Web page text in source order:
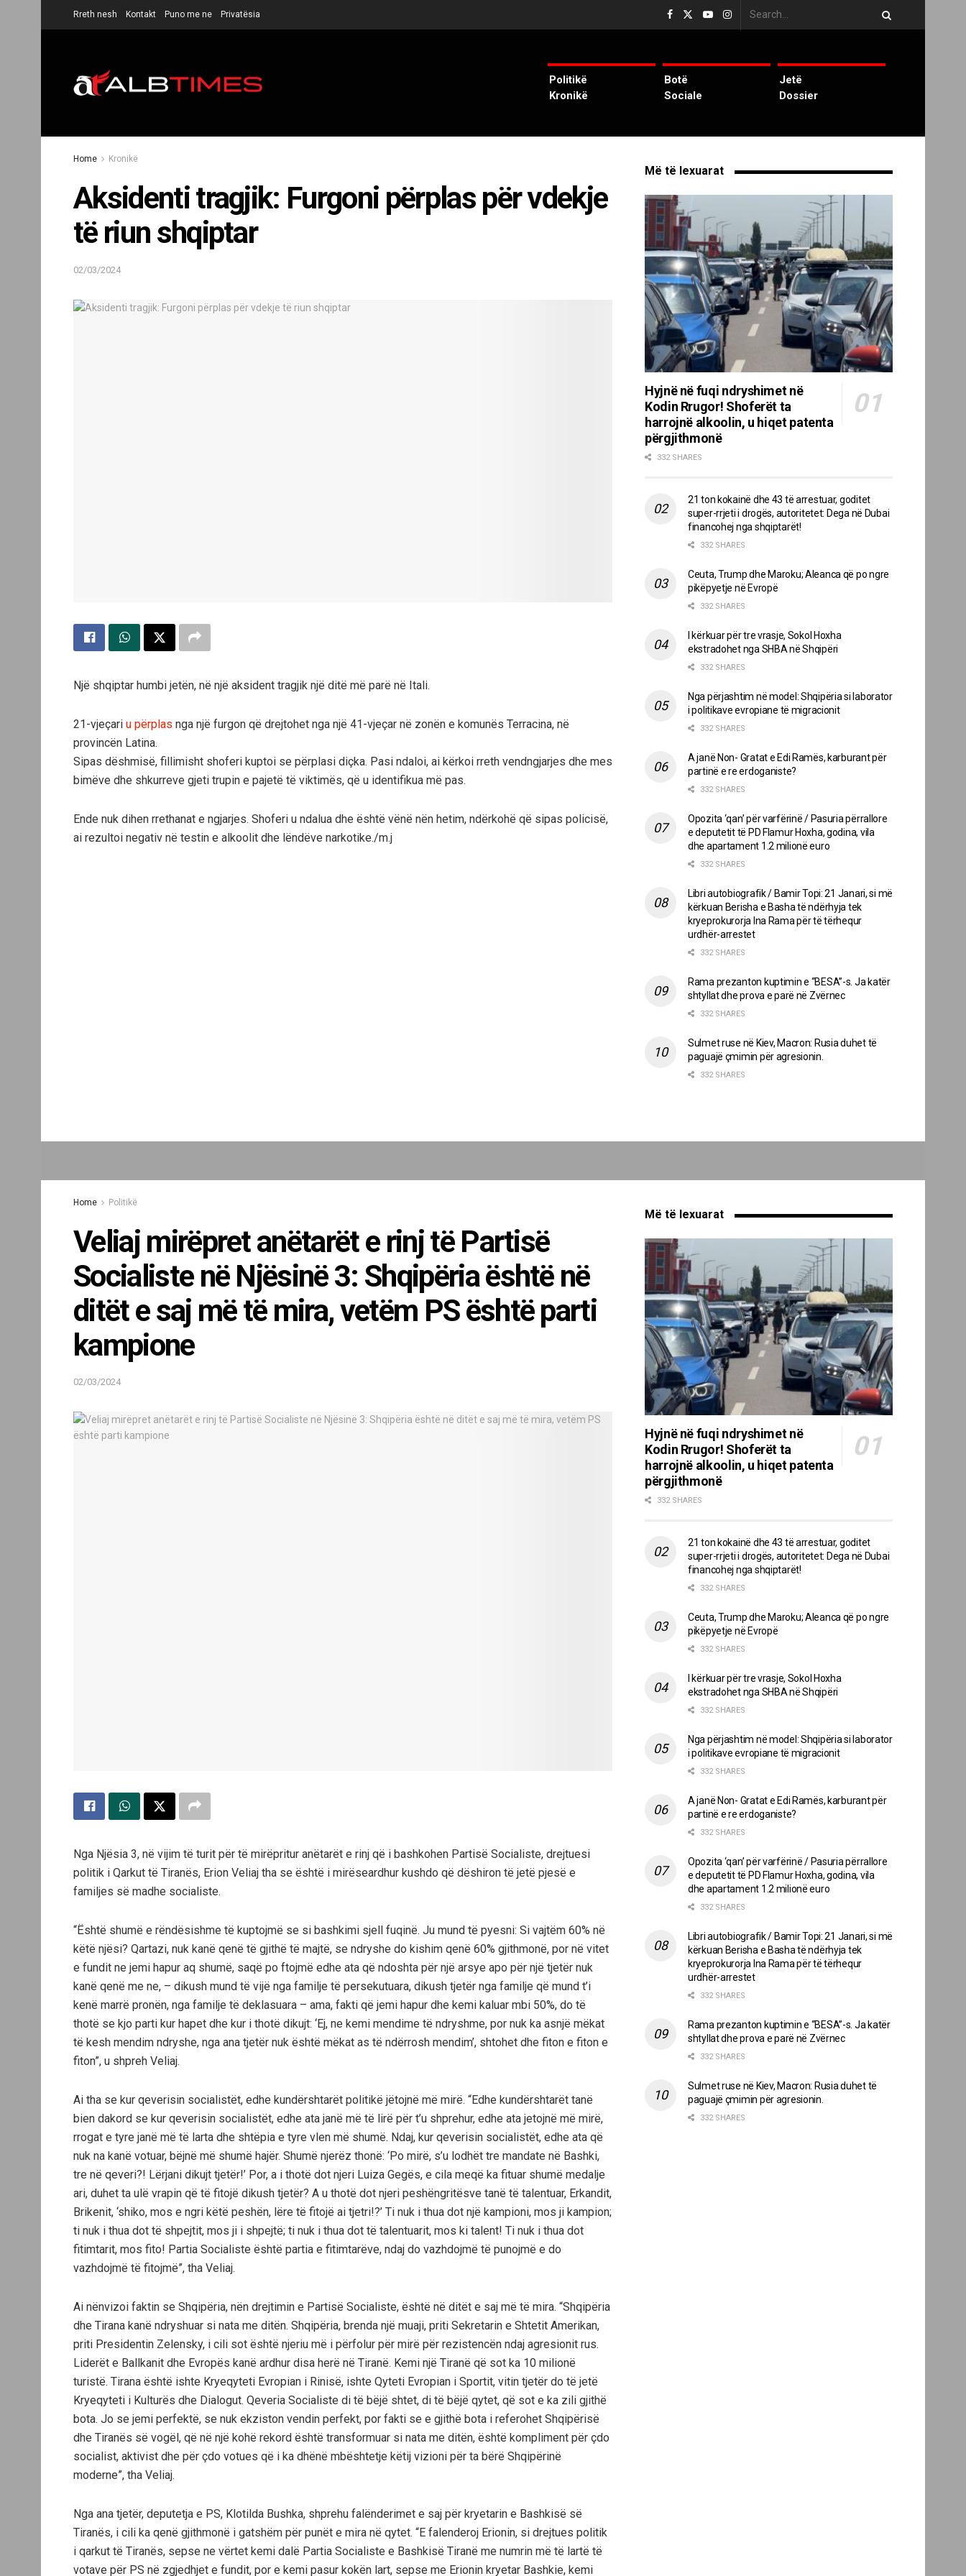
Rreth nesh Kontakt Puno me ne Privatësia
Politikë
Kronikë
Botë
Sociale
Jetë
Dossier
Home Kronikë
Aksidenti tragjik: Furgoni përplas për vdekje
të riun shqiptar
02/03/2024
Një shqiptar humbi jetën, në një aksident tragjik një ditë më parë në Itali.
21-vjeçari u përplas nga një furgon që drejtohet nga një 41-vjeçar në zonën e komunës Terracina, në
provincën Latina.
Sipas dëshmisë, fillimisht shoferi kuptoi se përplasi diçka. Pasi ndaloi, ai kërkoi rreth vendngjarjes dhe mes
bimëve dhe shkurreve gjeti trupin e pajetë të viktimës, që u identifikua më pas.
Ende nuk dihen rrethanat e ngjarjes. Shoferi u ndalua dhe është vënë nën hetim, ndërkohë që sipas policisë,
ai rezultoi negativ në testin e alkoolit dhe lëndëve narkotike./m.j
Më të lexuarat
Hyjnë në fuqi ndryshimet në
Kodin Rrugor! Shoferët ta
harrojnë alkoolin, u hiqet patenta
përgjithmonë
332 SHARES
21 ton kokainë dhe 43 të arrestuar, goditet
super-rrjeti i drogës, autoritetet: Dega në Dubai
financohej nga shqiptarët!
332 SHARES
Ceuta, Trump dhe Maroku; Aleanca që po ngre
pikëpyetje në Evropë
332 SHARES
I kërkuar për tre vrasje, Sokol Hoxha
ekstradohet nga SHBA në Shqipëri
332 SHARES
Nga përjashtim në model: Shqipëria si laborator
i politikave evropiane të migracionit
332 SHARES
A janë Non- Gratat e Edi Ramës, karburant për
partinë e re erdoganiste?
332 SHARES
Opozita ‘qan’ për varfërinë / Pasuria përrallore
e deputetit të PD Flamur Hoxha, godina, vila
dhe apartament 1.2 milionë euro
332 SHARES
Libri autobiografik / Bamir Topi: 21 Janari, si më
kërkuan Berisha e Basha të ndërhyja tek
kryeprokurorja Ina Rama për të tërhequr
urdhër-arrestet
332 SHARES
Rama prezanton kuptimin e “BESA”-s. Ja katër
shtyllat dhe prova e parë në Zvërnec
332 SHARES
Sulmet ruse në Kiev, Macron: Rusia duhet të
paguajë çmimin për agresionin.
332 SHARES
Home Politikë
Veliaj mirëpret anëtarët e rinj të Partisë
Socialiste në Njësinë 3: Shqipëria është në
ditët e saj më të mira, vetëm PS është parti
kampione
02/03/2024
Nga Njësia 3, në vijim të turit për të mirëpritur anëtarët e rinj që i bashkohen Partisë Socialiste, drejtuesi
politik i Qarkut të Tiranës, Erion Veliaj tha se është i mirëseardhur kushdo që dëshiron të jetë pjesë e
familjes së madhe socialiste.
“Është shumë e rëndësishme të kuptojmë se si bashkimi sjell fuqinë. Ju mund të pyesni: Si vajtëm 60% në
këtë njësi? Qartazi, nuk kanë qenë të gjithë të majtë, se ndryshe do kishim qenë 60% gjithmonë, por në vitet
e fundit ne jemi hapur aq shumë, saqë po ftojmë edhe ata që ndoshta për një arsye apo për një tjetër nuk
kanë qenë me ne, – dikush mund të vijë nga familje të persekutuara, dikush tjetër nga familje që mund t’i
kenë marrë pronën, nga familje të deklasuara – ama, fakti që jemi hapur dhe kemi kaluar mbi 50%, do të
thotë se kjo parti kur hapet dhe kur i thotë dikujt: ‘Ej, ne kemi mendime të ndryshme, por nuk ka asnjë mëkat
të kesh mendim ndryshe, nga ana tjetër nuk është mëkat as të ndërrosh mendim’, shtohet dhe fiton e fiton e
fiton”, u shpreh Veliaj.
Ai tha se kur qeverisin socialistët, edhe kundërshtarët politikë jëtojnë më mirë. “Edhe kundërshtarët tanë
bien dakord se kur qeverisin socialistët, edhe ata janë më të lirë për t’u shprehur, edhe ata jetojnë më mirë,
rrogat e tyre janë më të larta dhe shtëpia e tyre vlen më shumë. Ndaj, kur qeverisin socialistët, edhe ata që
nuk na kanë votuar, bëjnë më shumë hajër. Shumë njerëz thonë: ‘Po mirë, s’u lodhët tre mandate në Bashki,
tre në qeveri?! Lërjani dikujt tjetër!’ Por, a i thotë dot njeri Luiza Gegës, e cila meqë ka fituar shumë medalje
ari, duhet ta ulë vrapin që të fitojë dikush tjetër? A u thotë dot njeri peshëngritësve tanë të talentuar, Erkandit,
Brikenit, ‘shiko, mos e ngri këtë peshën, lëre të fitojë ai tjetri!?’ Ti nuk i thua dot një kampioni, mos ji kampion;
ti nuk i thua dot të shpejtit, mos ji i shpejtë; ti nuk i thua dot të talentuarit, mos ki talent! Ti nuk i thua dot
fitimtarit, mos fito! Partia Socialiste është partia e fitimtarëve, ndaj do vazhdojmë të punojmë e do
vazhdojmë të fitojmë”, tha Veliaj.
Ai nënvizoi faktin se Shqipëria, nën drejtimin e Partisë Socialiste, është në ditët e saj më të mira. “Shqipëria
dhe Tirana kanë ndryshuar si nata me ditën. Shqipëria, brenda një muaji, priti Sekretarin e Shtetit Amerikan,
priti Presidentin Zelensky, i cili sot është njeriu më i përfolur për mirë për rezistencën ndaj agresionit rus.
Liderët e Ballkanit dhe Evropës kanë ardhur disa herë në Tiranë. Kemi një Tiranë që sot ka 10 milionë
turistë. Tirana është ishte Kryeqyteti Evropian i Rinisë, ishte Qyteti Evropian i Sportit, vitin tjetër do të jetë
Kryeqyteti i Kulturës dhe Dialogut. Qeveria Socialiste di të bëjë shtet, di të bëjë qytet, që sot e ka zili gjithë
bota. Jo se jemi perfektë, se nuk ekziston vendin perfekt, por fakti se e gjithë bota i referohet Shqipërisë
dhe Tiranës së vogël, që në një kohë rekord është transformuar si nata me ditën, është kompliment për çdo
socialist, aktivist dhe për çdo votues që i ka dhënë mbështetje këtij vizioni për ta bërë Shqipërinë
moderne”, tha Veliaj.
Nga ana tjetër, deputetja e PS, Klotilda Bushka, shprehu falënderimet e saj për kryetarin e Bashkisë së
Tiranës, i cili ka qenë gjithmonë i gatshëm për punët e mira në qytet. “E falenderoj Erionin, si drejtues politik
i qarkut të Tiranës, sepse ne vërtet kemi dalë Partia Socialiste e Bashkisë Tiranë me numrin më të lartë të
votave për PS në zgjedhjet e fundit, por e kemi pasur kokën lart, sepse me Erionin kryetar Bashkie, kemi
Më të lexuarat
Hyjnë në fuqi ndryshimet në
Kodin Rrugor! Shoferët ta
harrojnë alkoolin, u hiqet patenta
përgjithmonë
332 SHARES
21 ton kokainë dhe 43 të arrestuar, goditet
super-rrjeti i drogës, autoritetet: Dega në Dubai
financohej nga shqiptarët!
332 SHARES
Ceuta, Trump dhe Maroku; Aleanca që po ngre
pikëpyetje në Evropë
332 SHARES
I kërkuar për tre vrasje, Sokol Hoxha
ekstradohet nga SHBA në Shqipëri
332 SHARES
Nga përjashtim në model: Shqipëria si laborator
i politikave evropiane të migracionit
332 SHARES
A janë Non- Gratat e Edi Ramës, karburant për
partinë e re erdoganiste?
332 SHARES
Opozita ‘qan’ për varfërinë / Pasuria përrallore
e deputetit të PD Flamur Hoxha, godina, vila
dhe apartament 1.2 milionë euro
332 SHARES
Libri autobiografik / Bamir Topi: 21 Janari, si më
kërkuan Berisha e Basha të ndërhyja tek
kryeprokurorja Ina Rama për të tërhequr
urdhër-arrestet
332 SHARES
Rama prezanton kuptimin e “BESA”-s. Ja katër
shtyllat dhe prova e parë në Zvërnec
332 SHARES
Sulmet ruse në Kiev, Macron: Rusia duhet të
paguajë çmimin për agresionin.
332 SHARES